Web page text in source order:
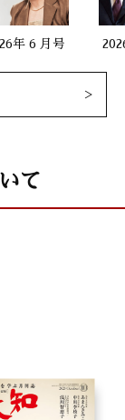
年 6 月号
て